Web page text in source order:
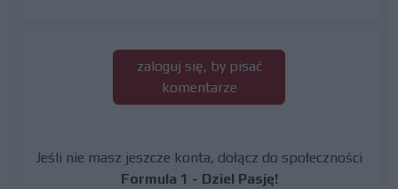
zaloguj się, by pisać
komentarze
Jeśli nie masz jeszcze konta, dołącz do społeczności
Formula 1 - Dziel Pasję!